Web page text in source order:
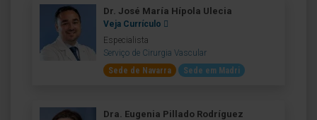
Dr. José María Hípola Ulecia
Veja Currículo
Especialista
Serviço de Cirurgia Vascular
Sede de Navarra
Sede em Madri
Dra. Eugenia Pillado Rodríguez